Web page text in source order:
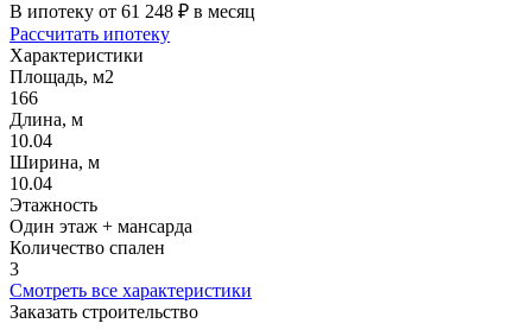
В ипотеку от 61 248 ₽ в месяц
Рассчитать ипотеку
Характеристики
Площадь, м2
166
Длина, м
10.04
Ширина, м
10.04
Этажность
Один этаж + мансарда
Количество спален
3
Смотреть все характеристики
Заказать строительство